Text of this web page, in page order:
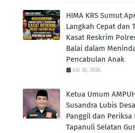
HIMA KRS Sumut
Langkah Cepat dan
Kasat Reskrim
Balai dalam
Pencabulan Anak
Juli 30, 2026
Ketua Umum
Susandra Lubis
Panggil dan Periksa
Tapanuli Selatan